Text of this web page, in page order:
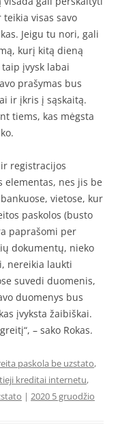
visas savo
Jeigu tu nori, gali
kurį kitą dieną
įvysk labai
prašymas bus
ir įkris į sąskaitą.
tiems, kas mėgsta
registracijos
nes jis be
vietose, kur
paskolos (busto
paprašomi per
dokumentų, nieko
nereikia laukti
suvedi duomenis,
duomenys bus
įvyksta žaibiškai.
– sako Rokas.
paskola be uzstato,
kreditai internetu,
| 2020 5 gruodžio